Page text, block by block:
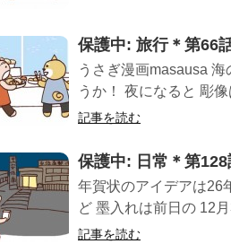
保護中: 旅行＊第66
うさぎ漫画masausa
うか！ 夜になると 彫
記事を読む
保護中: 日常＊第
年賀状のアイデアは26
ど 墨入れは前日の 12
記事を読む